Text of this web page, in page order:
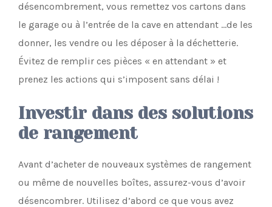
désencombrement, vous remettez vos cartons dans
le garage ou à l’entrée de la cave en attendant …de les
donner, les vendre ou les déposer à la déchetterie.
Évitez de remplir ces pièces « en attendant » et
prenez les actions qui s’imposent sans délai !
Investir dans des solutions
de rangement
Avant d’acheter de nouveaux systèmes de rangement
ou même de nouvelles boîtes, assurez-vous d’avoir
désencombrer. Utilisez d’abord ce que vous avez